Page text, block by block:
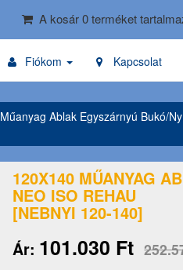
A kosár 0 terméket
Fiókom Kapcsolat
Műanyag Ablak Egyszárnyú Bukó/
120X140 MŰANYAG
NEO ISO REHAU
[NEBNYI 120-140]
Ár: 101.030 Ft